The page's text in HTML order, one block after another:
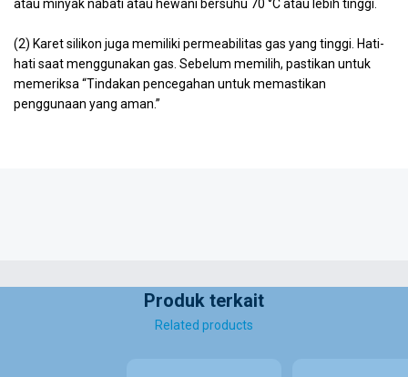
atau minyak nabati atau hewani bersuhu 70 °C atau lebih tinggi.
(2) Karet silikon juga memiliki permeabilitas gas yang tinggi. Hati-
hati saat menggunakan gas. Sebelum memilih, pastikan untuk
memeriksa “Tindakan pencegahan untuk memastikan
penggunaan yang aman.”
Produk terkait
Related products